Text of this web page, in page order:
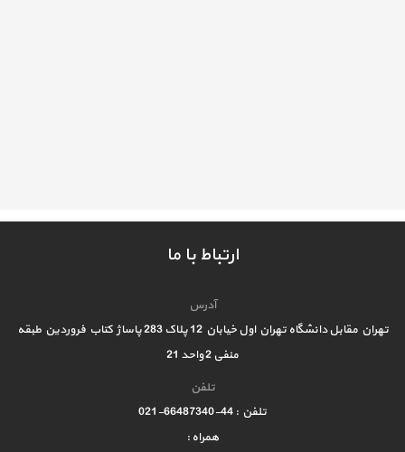
ارتباط با ما
آدرس
تهران مقابل دانشگاه تهران اول خیابان 12 پلاک 283 پاساژ کتاب فروردین طبقه
منفی 2 واحد 21
تلفن
تلفن : 44-66487340-021
همراه :